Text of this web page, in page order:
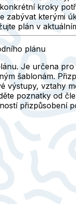
kroky
zabývat kterými
plán v
plánu
Je určena
šablonám.
výstupy, vztahy
poznatky od
přizpůsobení